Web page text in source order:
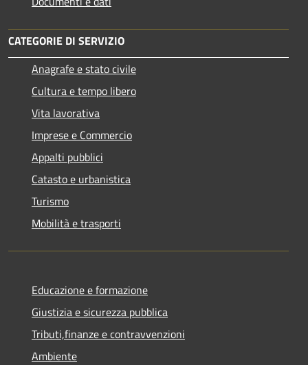
CATEGORIE DI SERVIZIO
Anagrafe e stato civile
Cultura e tempo libero
Vita lavorativa
Imprese e Commercio
Appalti pubblici
Catasto e urbanistica
Turismo
Mobilità e trasporti
Educazione e formazione
Giustizia e sicurezza pubblica
Tributi,finanze e contravvenzioni
Ambiente